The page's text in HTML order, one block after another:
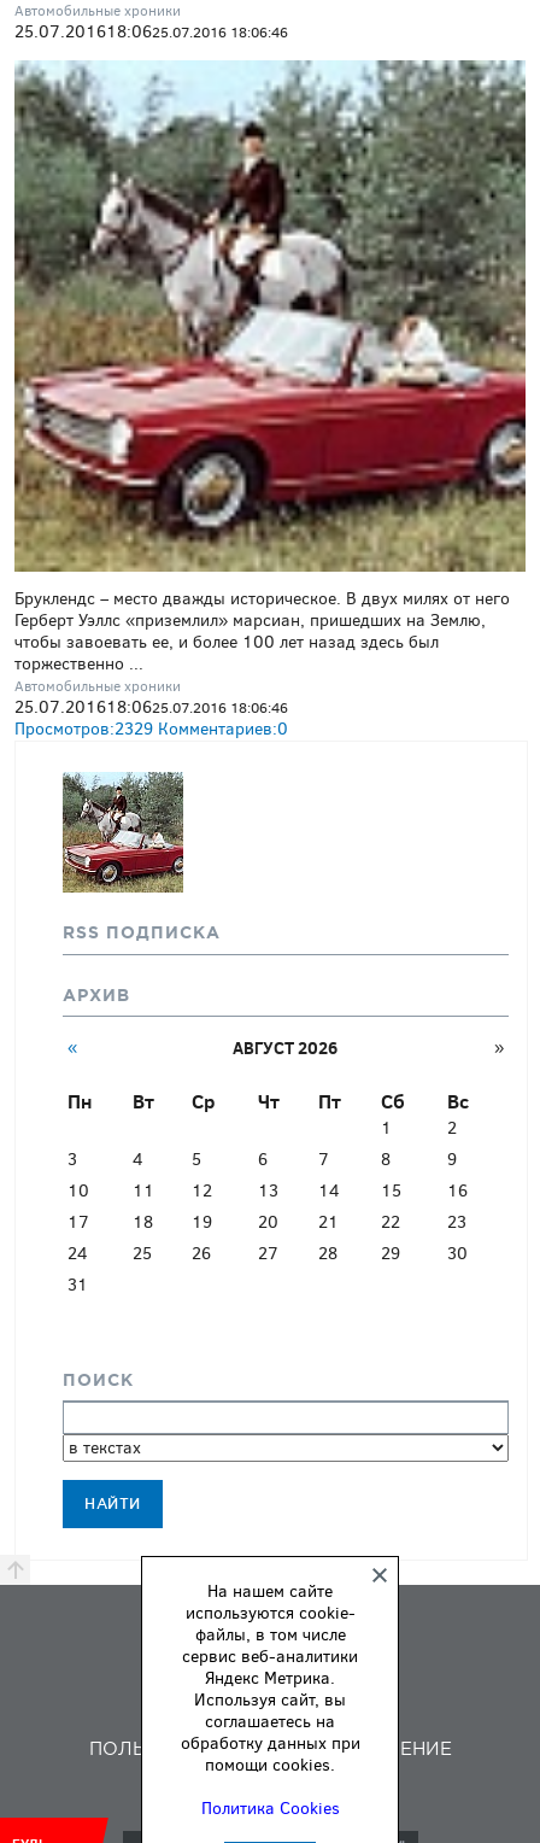
Автомобильные хроники
25.07.201618:0625.07.2016 18:06:46
Бруклендс – место дважды историческое. В двух милях от него
Герберт Уэллс «приземлил» марсиан, пришедших на Землю,
чтобы завоевать ее, и более 100 лет назад здесь был
торжественно ...
Автомобильные хроники
25.07.201618:0625.07.2016 18:06:46
Просмотров:2329 Комментариев:0
RSS ПОДПИСКА
АРХИВ
« АВГУСТ 2026 »
Пн Вт Ср Чт Пт Сб Вс
1
2
3
4 5 6 7 8
9
10
11 12 13 14 15
16
17
18 19 20 21 22
23
24
25 26 27 28 29
30
31
ПОИСК
ПРЕМИЯ
ПРАВИЛА
О НАС
ОБРАТНАЯ СВЯЗЬ
ПОЛЬЗОВАТЕЛЬСКОЕ СОГЛАШЕНИЕ
На нашем сайте
используются cookie-
файлы, в том числе
сервис веб-аналитики
Яндекс Метрика.
Используя сайт, вы
соглашаетесь на
обработку данных при
помощи cookies.
Политика Cookies